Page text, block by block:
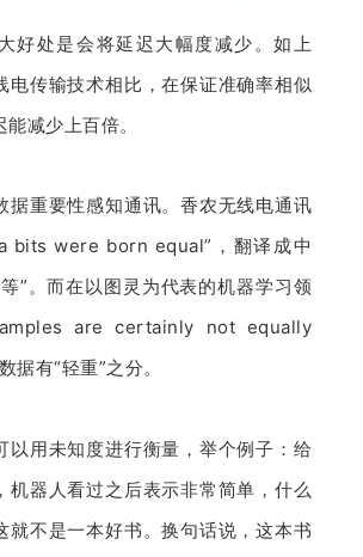
好处是会将延迟大幅度减少。如上
电传输技术相比，在保证准确率相似
减少上百倍。
据重要性感知通讯。香农无线电通讯
bits were born equal”，翻译成中
”。而在以图灵为代表的机器学习领
are certainly not equally
有“轻重”之分。
以用未知度进行衡量，举个例子：给
机器人看过之后表示非常简单，什么
就不是一本好书。换句话说，这本书